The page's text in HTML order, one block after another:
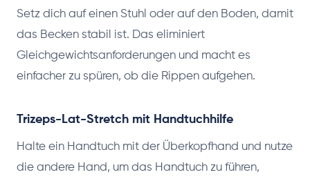
Setz dich auf einen Stuhl oder auf den Boden, damit
das Becken stabil ist. Das eliminiert
Gleichgewichtsanforderungen und macht es
einfacher zu spüren, ob die Rippen aufgehen.
Trizeps-Lat-Stretch mit Handtuchhilfe
Halte ein Handtuch mit der Überkopfhand und nutze
die andere Hand, um das Handtuch zu führen,